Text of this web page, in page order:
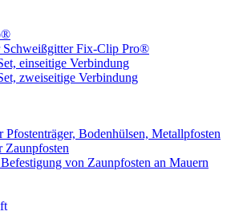
Schweißgitter Fix-Clip Pro®
einseitige Verbindung
zweiseitige Verbindung
Bodenhülsen, Metallpfosten
Zaunpfosten
von Zaunpfosten an Mauern